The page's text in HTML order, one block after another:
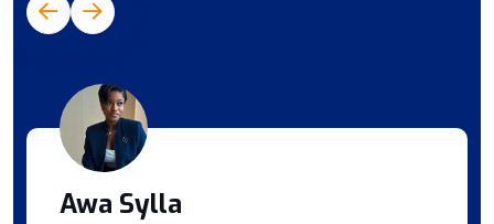
Awa Sylla